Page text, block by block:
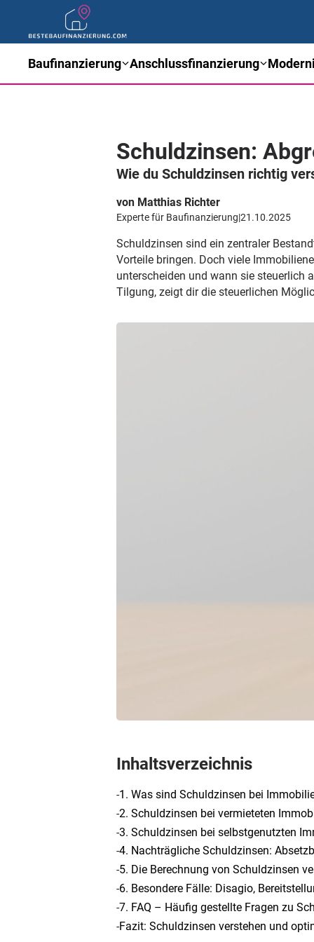
Baufinanzierung Anschlussfinanzierung
Schuldzinsen:
Wie du Schuldzinsen richtig
von Matthias Richter
Experte für Baufinanzierung|21.10.2025
Schuldzinsen sind ein zentraler
Vorteile bringen. Doch viele
unterscheiden und wann sie steuerlich
Tilgung, zeigt dir die steuerlichen
Inhaltsverzeichnis
-1. Was sind Schuldzinsen bei
-2. Schuldzinsen bei vermieteten
-3. Schuldzinsen bei selbstgenutzten
-4. Nachträgliche Schuldzinsen:
-5. Die Berechnung von Schuldzinsen
-6. Besondere Fälle: Disagio,
-7. FAQ – Häufig gestellte Fragen zu
-Fazit: Schuldzinsen verstehen und